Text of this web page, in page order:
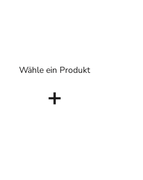
Wähle ein Produkt
+